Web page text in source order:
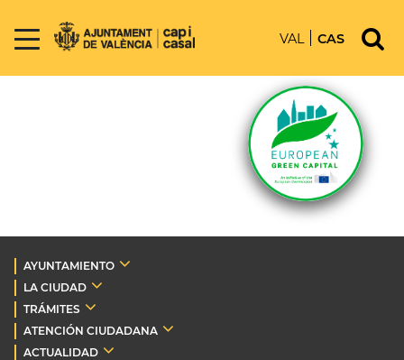
VAL CAS
AYUNTAMIENTO
LA CIUDAD
TRÁMITES
ATENCIÓN CIUDADANA
ACTUALIDAD